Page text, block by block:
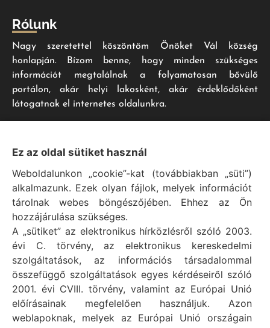
Rólunk
Nagy szeretettel köszöntöm Önöket Vál község
honlapján. Bízom benne, hogy minden szükséges
információt megtalálnak a folyamatosan bővülő
portálon, akár helyi lakosként, akár érdeklődőként
látogatnak el internetes oldalunkra.
Impresszum
Vál Község Önkormányzat hivatalos honlapja
Vál Község Önkormányzat © 1996 - 2020
Adószám: 15727079-2-07
Adatvédelmi tájékoztató
Felelős: Bechtold Tamás polgármester
Cím: H-2473 Vál, Vajda János utca 2.
Telefon: +36 (22) 353-411
E-mail: polgarmester@val.hu
Ez az oldal sütiket használ
Weboldalunkon „cookie”-kat (továbbiakban „süti”)
alkalmazunk. Ezek olyan fájlok, melyek információt
tárolnak webes böngészőjében. Ehhez az Ön
hozzájárulása szükséges.
A „sütiket” az elektronikus hírközlésről szóló 2003.
évi C. törvény, az elektronikus kereskedelmi
szolgáltatások, az információs társadalommal
összefüggő szolgáltatások egyes kérdéseiről szóló
2001. évi CVIII. törvény, valamint az Európai Unió
előírásainak megfelelően használjuk. Azon
weblapoknak, melyek az Európai Unió országain